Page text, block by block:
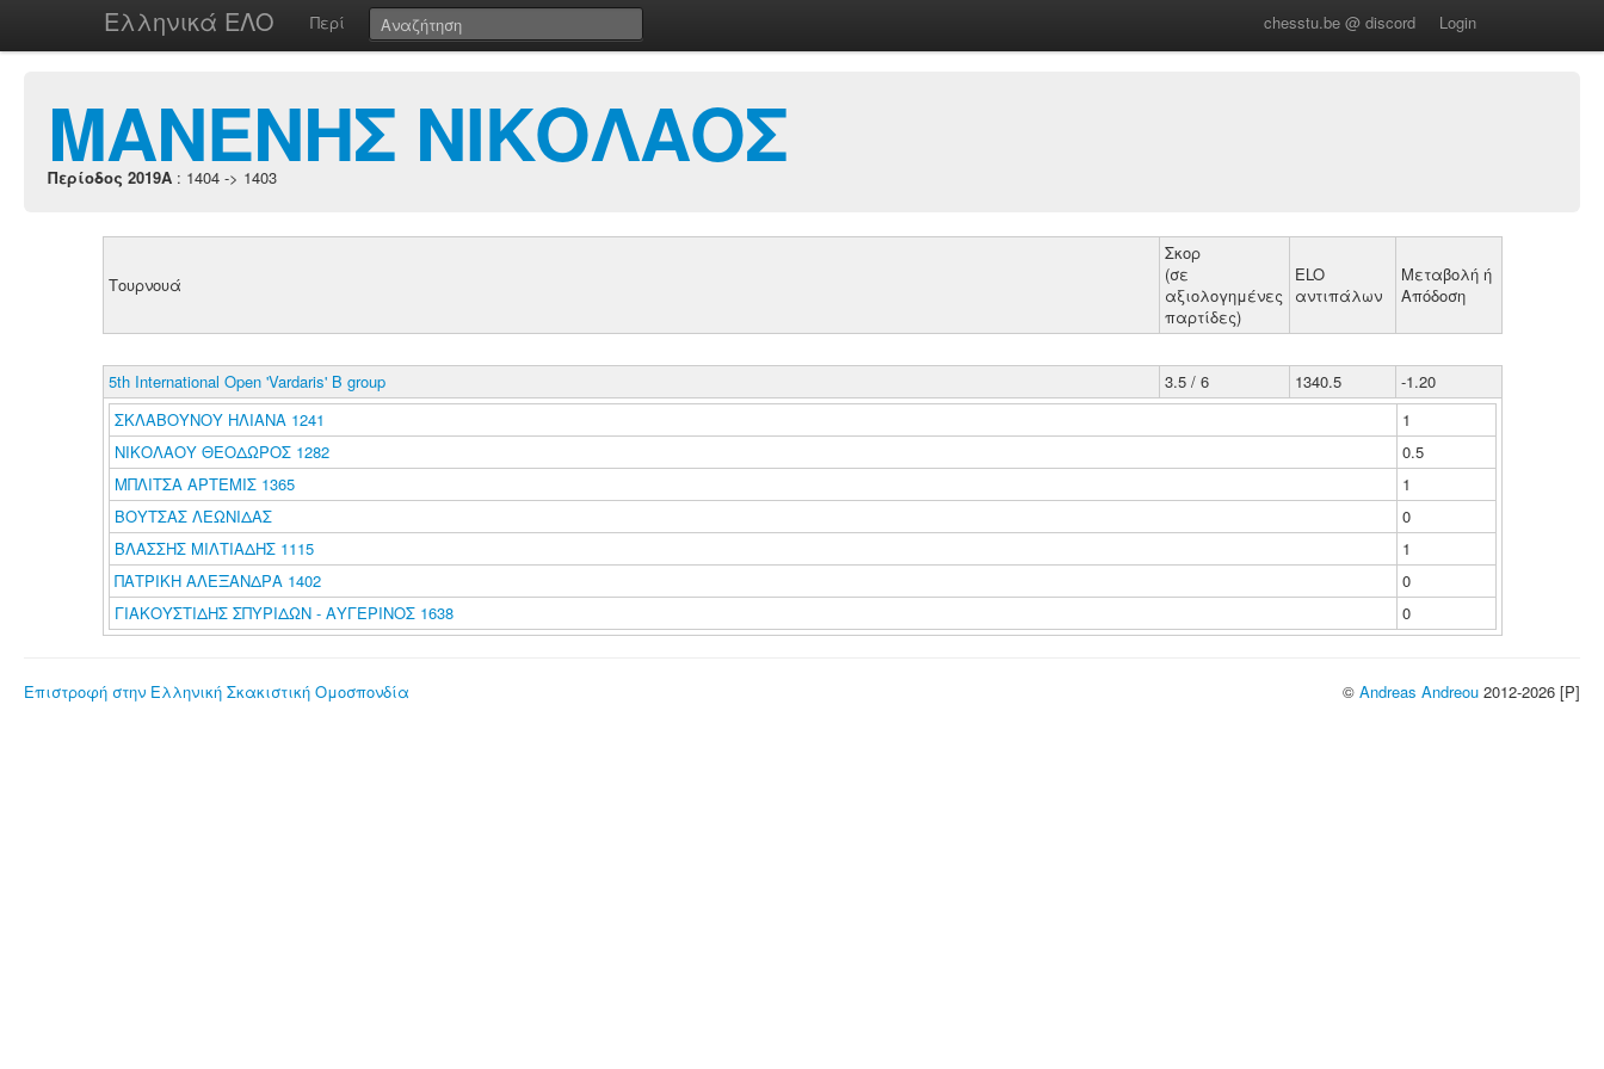
Ελληνικά ΕΛΟ Περί chesstu.be @ discord Login
ΜΑΝΕΝΗΣ ΝΙΚΟΛΑΟΣ
Περίοδος 2019A : 1404 -> 1403
Τουρνουά
Σκορ
(σε
αξιολογημένες
παρτίδες)
ELO
αντιπάλων
Μεταβολή ή
Απόδοση
5th International Open 'Vardaris' B group 3.5 / 6 1340.5
-1.20
ΣΚΛΑΒΟΥΝΟΥ ΗΛΙΑΝΑ 1241
1
ΝΙΚΟΛΑΟΥ ΘΕΟΔΩΡΟΣ 1282
0.5
ΜΠΛΙΤΣΑ ΑΡΤΕΜΙΣ 1365
1
ΒΟΥΤΣΑΣ ΛΕΩΝΙΔΑΣ
0
ΒΛΑΣΣΗΣ ΜΙΛΤΙΑΔΗΣ 1115
1
ΠΑΤΡΙΚΗ ΑΛΕΞΑΝΔΡΑ 1402
0
ΓΙΑΚΟΥΣΤΙΔΗΣ ΣΠΥΡΙΔΩΝ - ΑΥΓΕΡΙΝΟΣ 1638
0
Επιστροφή στην Ελληνική Σκακιστική Ομοσπονδία © Andreas Andreou 2012-2026 [P]